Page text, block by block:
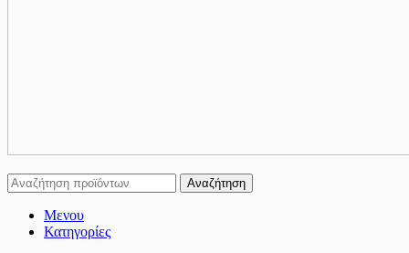
Αναζήτηση
Μενου
Κατηγορίες